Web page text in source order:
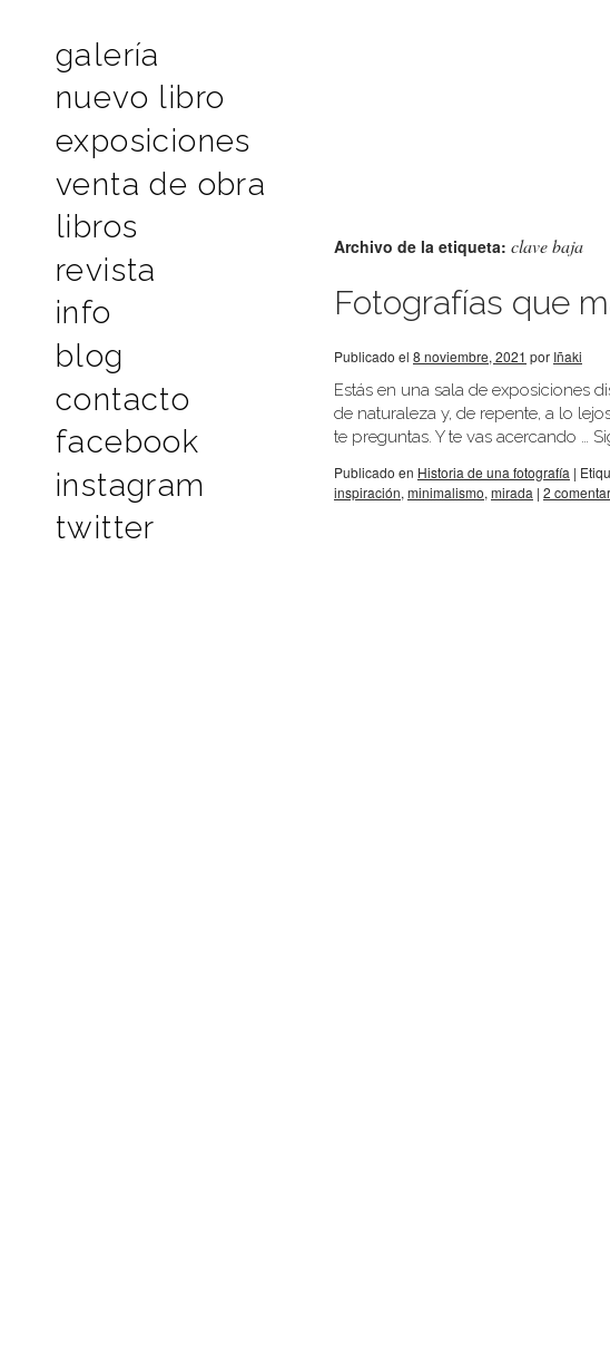
galería
nuevo libro
exposiciones
venta de obra
libros
revista
info
blog
contacto
facebook
instagram
twitter
Archivo de la etiqueta: clave baja
Fotografías que
Publicado el 8 noviembre, 2021 por Iñaki
Estás en una sala de exposiciones
de naturaleza y, de repente, a lo
te preguntas. Y te vas acercando …
Publicado en Historia de una fotografía |
inspiración, minimalismo, mirada | 2